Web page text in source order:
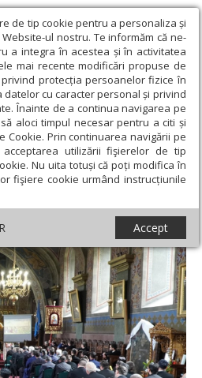
de tip cookie pentru a personaliza și
ul nostru. Te informăm că ne-
a integra în acestea și în activitatea
mai recente modificări propuse de
privind protecția persoanelor fizice în
cu caracter personal și privind
Înainte de a continua navigarea pe
aloci timpul necesar pentru a citi și
Cookie. Prin continuarea navigării pe
utilizării fişierelor de tip
Nu uita totuși că poți modifica în
fişiere cookie urmând instrucțiunile
Accept
› Știri › Conferinţă
Nicolae” din Şcheii Braşovului
la Biserica „Sfântul